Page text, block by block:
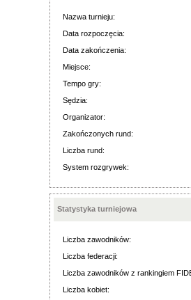
Nazwa turnieju:
Data rozpoczęcia:
Data zakończenia:
Miejsce:
Tempo gry:
Sędzia:
Organizator:
Zakończonych rund:
Liczba rund:
System rozgrywek:
Statystyka turniejowa
Liczba zawodników:
Liczba federacji:
Liczba zawodników z rankingiem
Liczba kobiet: